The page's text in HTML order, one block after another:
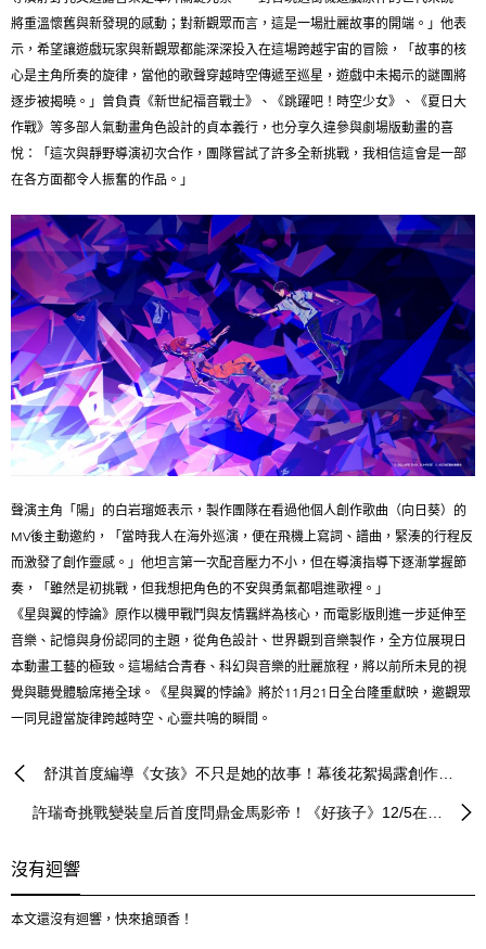
將重溫懷舊與新發現的感動；對新觀眾而言，這是一場壯麗故事的開端。」他表
示，希望讓遊戲玩家與新觀眾都能深深投入在這場跨越宇宙的冒險，「故事的核
心是主角所奏的旋律，當他的歌聲穿越時空傳遞至巡星，遊戲中未揭示的謎團將
逐步被揭曉。」曾負責《新世紀福音戰士》、《跳躍吧！時空少女》、《夏日大
作戰》等多部人氣動畫角色設計的貞本義行，也分享久違參與劇場版動畫的喜
悅：「這次與靜野導演初次合作，團隊嘗試了許多全新挑戰，我相信這會是一部
在各方面都令人振奮的作品。」
聲演主角「陽」的白岩瑠姬表示，製作團隊在看過他個人創作歌曲（向日葵）的
MV後主動邀約，「當時我人在海外巡演，便在飛機上寫詞、譜曲，緊湊的行程反
而激發了創作靈感。」他坦言第一次配音壓力不小，但在導演指導下逐漸掌握節
奏，「雖然是初挑戰，但我想把角色的不安與勇氣都唱進歌裡。」
《星與翼的悖論》原作以機甲戰鬥與友情羈絆為核心，而電影版則進一步延伸至
音樂、記憶與身份認同的主題，從角色設計、世界觀到音樂製作，全方位展現日
本動畫工藝的極致。這場結合青春、科幻與音樂的壯麗旅程，將以前所未見的視
覺與聽覺體驗席捲全球。《星與翼的悖論》將於11月21日全台隆重獻映，邀觀眾
一同見證當旋律跨越時空、心靈共鳴的瞬間。
舒淇首度編導《女孩》不只是她的故事！幕後花絮揭露創作心
路歷程
許瑞奇挑戰變裝皇后首度問鼎金馬影帝！《好孩子》12/5在台
沒有迴響
本文還沒有迴響，快來搶頭香！